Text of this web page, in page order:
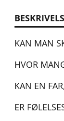
KAN MAN
HVOR
KAN EN
ER